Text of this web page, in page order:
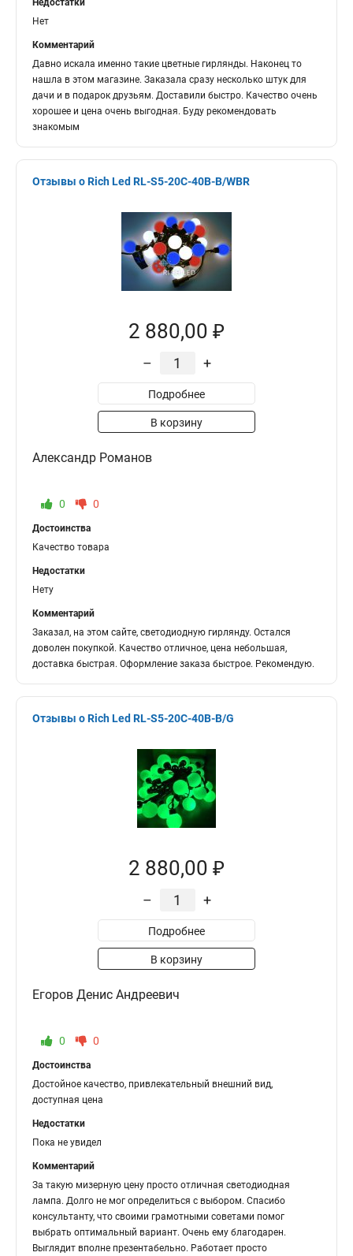
Недостатки
Нет
Комментарий
Давно искала именно такие цветные гирлянды. Наконец то
нашла в этом магазине. Заказала сразу несколько штук для
дачи и в подарок друзьям. Доставили быстро. Качество очень
хорошее и цена очень выгодная. Буду рекомендовать
знакомым
Отзывы о Rich Led RL-S5-20C-40B-B/WBR
2 880,00 ₽
– +
Подробнее
В корзину
Александр Романов
0 0
Достоинства
Качество товара
Недостатки
Нету
Комментарий
Заказал, на этом сайте, светодиодную гирлянду. Остался
доволен покупкой. Качество отличное, цена небольшая,
доставка быстрая. Оформление заказа быстрое. Рекомендую.
Отзывы о Rich Led RL-S5-20C-40B-B/G
2 880,00 ₽
– +
Подробнее
В корзину
Егоров Денис Андреевич
0 0
Достоинства
Достойное качество, привлекательный внешний вид,
доступная цена
Недостатки
Пока не увидел
Комментарий
За такую мизерную цену просто отличная светодиодная
лампа. Долго не мог определиться с выбором. Спасибо
консультанту, что своими грамотными советами помог
выбрать оптимальный вариант. Очень ему благодарен.
Выглядит вполне презентабельно. Работает просто